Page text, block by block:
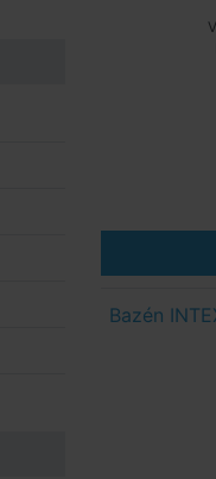
Bazén